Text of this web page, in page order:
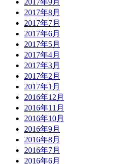
2017年9月
2017年8月
2017年7月
2017年6月
2017年5月
2017年4月
2017年3月
2017年2月
2017年1月
2016年12月
2016年11月
2016年10月
2016年9月
2016年8月
2016年7月
2016年6月